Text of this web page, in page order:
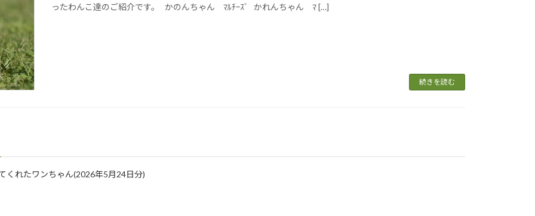
ったわんこ達のご紹介です。 かのんちゃん ﾏﾙﾁｰｽﾞ かれんちゃん ﾏ […]
続きを読む
くれたワンちゃん(2026年5月24日分)